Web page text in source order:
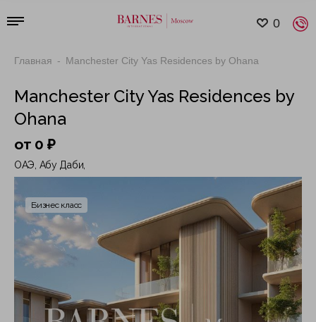
0
Главная Manchester City Yas Residences by Ohana
Manchester City Yas Residences by
Ohana
от 0 ₽
ОАЭ, Абу Даби,
Бизнес класс